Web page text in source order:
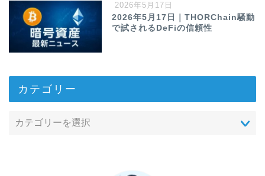
2026年5月17日
2026年5月17日｜THORChain騒動
で試されるDeFiの信頼性
カテゴリー